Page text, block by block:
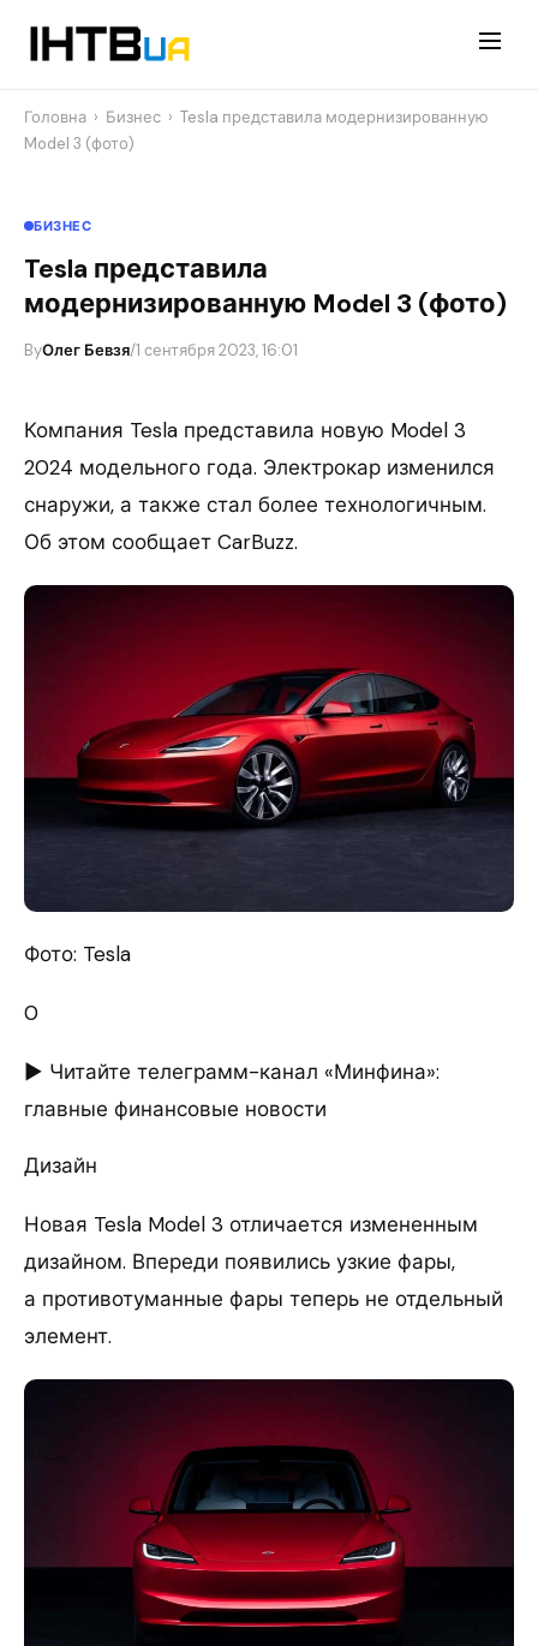
Головна › Бизнес › Tesla представила модернизированную
Model 3 (фото)
БИЗНЕС
Tesla представила
модернизированную Model 3 (фото)
ByОлег Бевзя/1 сентября 2023, 16:01
Компания Tesla представила новую Model 3
2024 модельного года. Электрокар изменился
снаружи, а также стал более технологичным.
Об этом сообщает CarBuzz.
Фото: Tesla
0
► Читайте телеграмм-канал «Минфина»:
главные финансовые новости
Дизайн
Новая Tesla Model 3 отличается измененным
дизайном. Впереди появились узкие фары,
а противотуманные фары теперь не отдельный
элемент.